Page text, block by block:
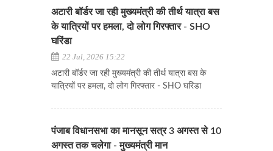
अटारी बॉर्डर जा रही मुख्यमंत्री की तीर्थ यात्रा बस
के यात्रियों पर हमला, दो लोग गिरफ्तार - SHO
घरिंडा
22 Jul, 2026 15:22
अटारी बॉर्डर जा रही मुख्यमंत्री की तीर्थ यात्रा बस के
यात्रियों पर हमला, दो लोग गिरफ्तार - SHO घरिंडा
पंजाब विधानसभा का मानसून सत्र 3 अगस्त से 10
अगस्त तक चलेगा - मुख्यमंत्री मान